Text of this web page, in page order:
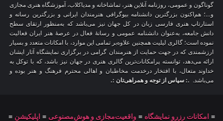
گوناگون و عمومی، روزنامه آنلاین هنر، تماشاخانه و مدیاکلاب، آموزشگاه هنری مجازی
و…؛ هم‌اکنون بزرگترین دانشنامه بیوگرافی هنرمندان ایرانی و بزرگترین رسانه و
استارتاپ هنری فارسی زبان در کل جهان نیز می‌باشد که به‌منظور ارتقای سطح
دانش جامعه، به‌عنوان دانشنامه عمومی و رسانهٔ فعال در عرصهٔ هنر ایران فعالیت
نموده است؛ گالری لیلیت همچنین علاوه‌بر تمامی این موارد، با امکانات متعدد و بسیار
ارزشمندی که در جهت حمایت از هنرمندان گرامی در برگزاری نمایشگاه آثار ایشان
ارائه می‌دهد، توانسته پرامکانات‌ترین گالری هنری در جهان نیز باشد، که با توکل به
خداوند متعال، با افتخار درخدمت مخاطبان و اهالی محترم فرهنگ و هنر بوده و
می‌باشد. .: سپاس از توجه و همراهی‌تان :.
≡ امکانات رزرو نمایشگاه ≡واقعیت‌مجازی و هوش‌مصنوعی ≡ اپلیکیشن ≡